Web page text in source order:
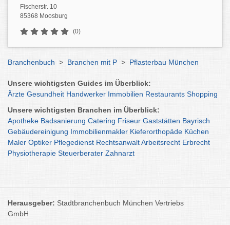
Fischerstr. 10
85368 Moosburg
(0)
Branchenbuch > Branchen mit P > Pflasterbau München
Unsere wichtigsten Guides im Überblick:
Ärzte Gesundheit Handwerker Immobilien Restaurants Shopping
Unsere wichtigsten Branchen im Überblick:
Apotheke Badsanierung Catering Friseur Gaststätten Bayrisch
Gebäudereinigung Immobilienmakler Kieferorthopäde Küchen
Maler Optiker Pflegedienst RechtsanwaltArbeitsrecht Erbrecht
Physiotherapie Steuerberater Zahnarzt
Herausgeber: Stadtbranchenbuch München Vertriebs
GmbH